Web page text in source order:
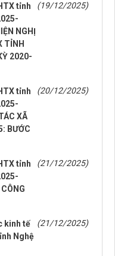
tỉnh
NGHỊ
TỈNH
2020-
(19/12/2025)
tỉnh
XÃ
BƯỚC
(20/12/2025)
tỉnh
(21/12/2025)
kinh tế
Nghệ
(21/12/2025)